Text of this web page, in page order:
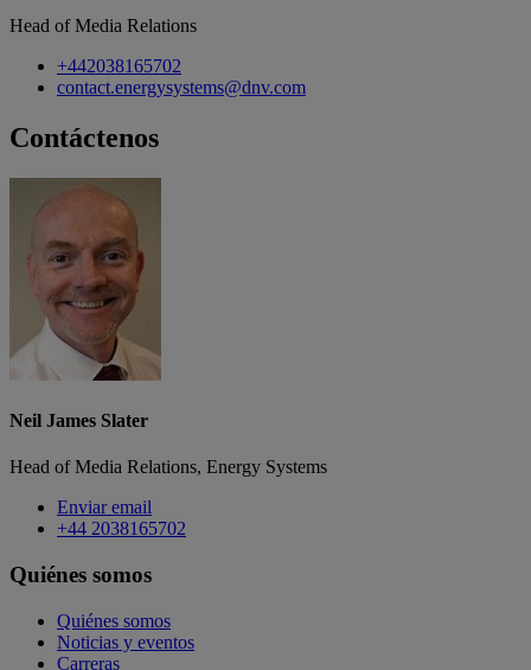
Head of Media Relations
+442038165702
contact.energysystems@dnv.com
Contáctenos
Neil James Slater
Head of Media Relations, Energy Systems
Enviar email
+44 2038165702
Quiénes somos
Quiénes somos
Noticias y eventos
Carreras